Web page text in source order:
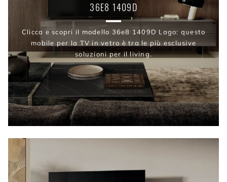
36E8 1409D
Clicca e scopri il modello 36e8 1409D Lago: questo
mobile per la TV in vetro è tra le più esclusive
soluzioni per il living.